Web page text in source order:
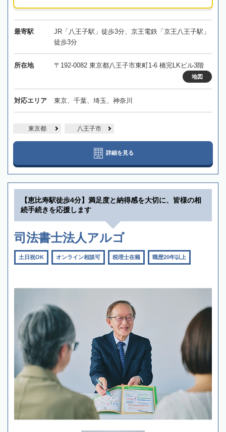
最寄駅
JR「八王子駅」徒歩3分、京王電鉄「京王八王子駅」
徒歩3分
所在地 〒192-0082 東京都八王子市東町1-6 橋完LKビル3階
地図
対応エリア 東京、千葉、埼玉、神奈川
東京都 八王子市
詳細を見る
【恵比寿駅徒歩4分】満足度と納得感を大切に、皆様の相
続手続きを応援します
司法書士法人アルゴ
土日祝OK オンライン相談可 税理士在籍 職歴20年以上